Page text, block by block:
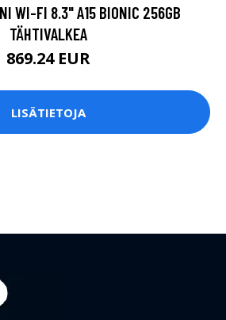
WI-FI 8.3" A15 BIONIC 256GB
TÄHTIVALKEA
869.24 EUR
LISÄTIETOJA